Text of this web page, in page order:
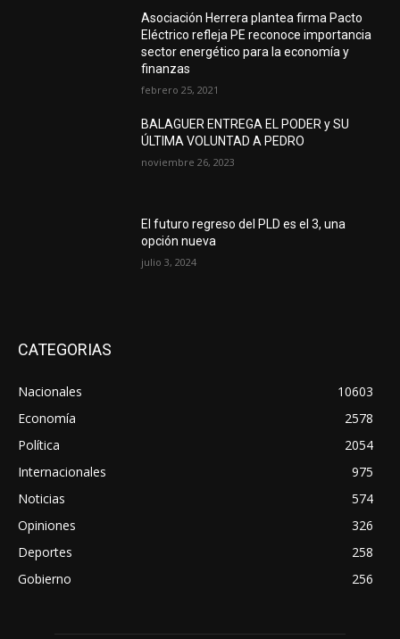
Asociación Herrera plantea firma Pacto
Eléctrico refleja PE reconoce importancia
sector energético para la economía y
finanzas
febrero 25, 2021
BALAGUER ENTREGA EL PODER y SU
ÚLTIMA VOLUNTAD A PEDRO
noviembre 26, 2023
El futuro regreso del PLD es el 3, una
opción nueva
julio 3, 2024
CATEGORIAS
Nacionales
10603
Economía
2578
Política
2054
Internacionales
975
Noticias
574
Opiniones
326
Deportes
258
Gobierno
256